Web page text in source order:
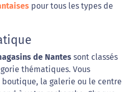
pour tous les types de
de Nantes sont classés
thématiques. Vous
la galerie ou le centre